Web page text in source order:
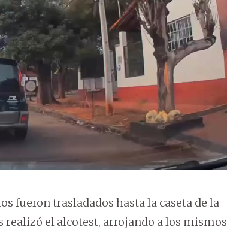
fueron trasladados hasta la caseta de la
realizó el alcotest, arrojando a los mismos